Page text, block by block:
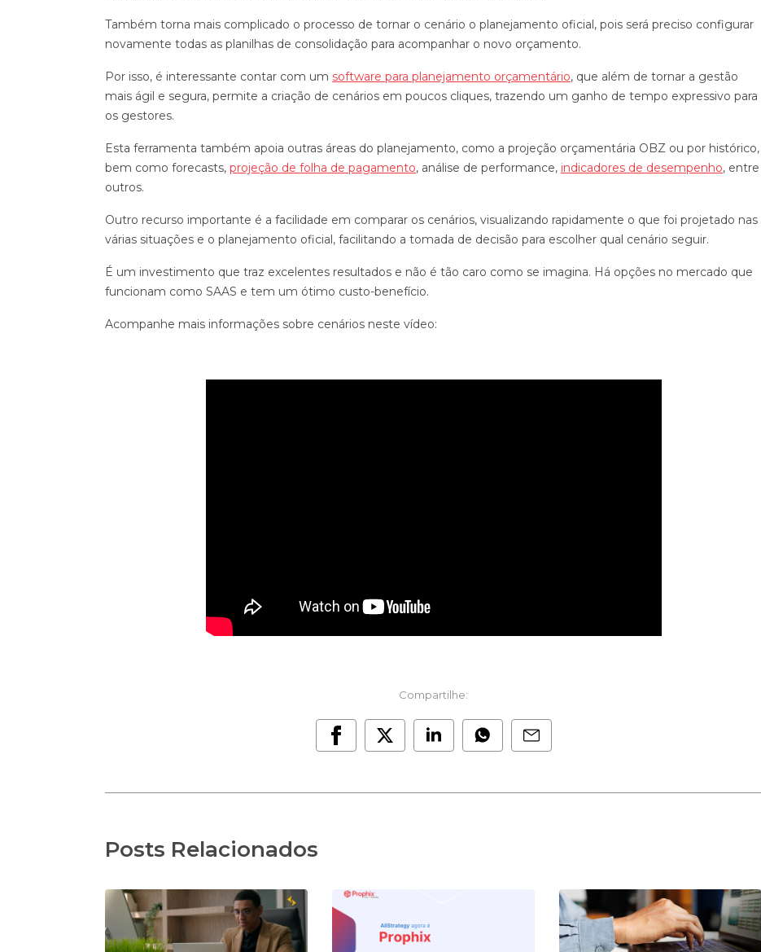
Também torna mais complicado o processo de tornar o cenário o planejamento oficial, pois será preciso configurar
novamente todas as planilhas de consolidação para acompanhar o novo orçamento.
Por isso, é interessante contar com um software para planejamento orçamentário, que além de tornar a gestão
mais ágil e segura, permite a criação de cenários em poucos cliques, trazendo um ganho de tempo expressivo para
os gestores.
Esta ferramenta também apoia outras áreas do planejamento, como a projeção orçamentária OBZ ou por histórico,
bem como forecasts, projeção de folha de pagamento, análise de performance, indicadores de desempenho, entre
outros.
Outro recurso importante é a facilidade em comparar os cenários, visualizando rapidamente o que foi projetado nas
várias situações e o planejamento oficial, facilitando a tomada de decisão para escolher qual cenário seguir.
É um investimento que traz excelentes resultados e não é tão caro como se imagina. Há opções no mercado que
funcionam como SAAS e tem um ótimo custo-benefício.
Acompanhe mais informações sobre cenários neste vídeo:
Compartilhe:
Posts Relacionados